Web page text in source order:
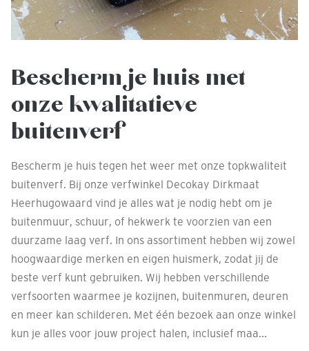
Bescherm je huis met
onze kwalitatieve
buitenverf
Bescherm je huis tegen het weer met onze topkwaliteit
buitenverf. Bij onze verfwinkel Decokay Dirkmaat
Heerhugowaard vind je alles wat je nodig hebt om je
buitenmuur, schuur, of hekwerk te voorzien van een
duurzame laag verf. In ons assortiment hebben wij zowel
hoogwaardige merken en eigen huismerk, zodat jij de
beste verf kunt gebruiken. Wij hebben verschillende
verfsoorten waarmee je kozijnen, buitenmuren, deuren
en meer kan schilderen. Met één bezoek aan onze winkel
kun je alles voor jouw project halen, inclusief maa...